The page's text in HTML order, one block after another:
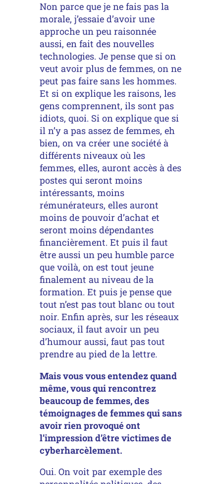
Non parce que je ne fais pas la
morale, j’essaie d’avoir une
approche un peu raisonnée
aussi, en fait des nouvelles
technologies. Je pense que si on
veut avoir plus de femmes, on ne
peut pas faire sans les hommes.
Et si on explique les raisons, les
gens comprennent, ils sont pas
idiots, quoi. Si on explique que si
il n’y a pas assez de femmes, eh
bien, on va créer une société à
différents niveaux où les
femmes, elles, auront accès à des
postes qui seront moins
intéressants, moins
rémunérateurs, elles auront
moins de pouvoir d’achat et
seront moins dépendantes
financièrement. Et puis il faut
être aussi un peu humble parce
que voilà, on est tout jeune
finalement au niveau de la
formation. Et puis je pense que
tout n’est pas tout blanc ou tout
noir. Enfin après, sur les réseaux
sociaux, il faut avoir un peu
d’humour aussi, faut pas tout
prendre au pied de la lettre.
Mais vous vous entendez quand
même, vous qui rencontrez
beaucoup de femmes, des
témoignages de femmes qui sans
avoir rien provoqué ont
l’impression d’être victimes de
cyberharcèlement.
Oui. On voit par exemple des